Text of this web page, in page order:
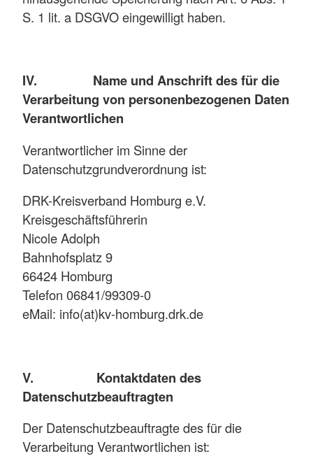
S. 1 lit. a DSGVO eingewilligt haben.
IV. Name und Anschrift des für die
Verarbeitung von personenbezogenen Daten
Verantwortlichen
Verantwortlicher im Sinne der
Datenschutzgrundverordnung ist:
DRK-Kreisverband Homburg e.V.
Kreisgeschäftsführerin
Nicole Adolph
Bahnhofsplatz 9
66424 Homburg
Telefon 06841/99309-0
eMail: info(at)kv-homburg.drk.de
V. Kontaktdaten des
Datenschutzbeauftragten
Der Datenschutzbeauftragte des für die
Verarbeitung Verantwortlichen ist: